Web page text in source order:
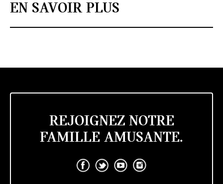
EN SAVOIR PLUS
REJOIGNEZ NOTRE
FAMILLE AMUSANTE.